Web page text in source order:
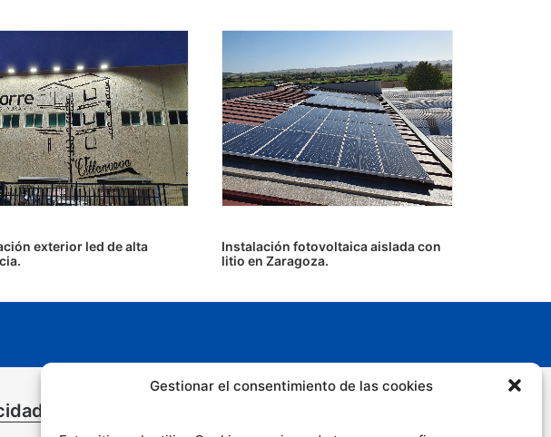
Gestionar el consentimiento de las cookies
exterior led de alta
Instalación fotovoltaica aislada con
litio en Zaragoza.